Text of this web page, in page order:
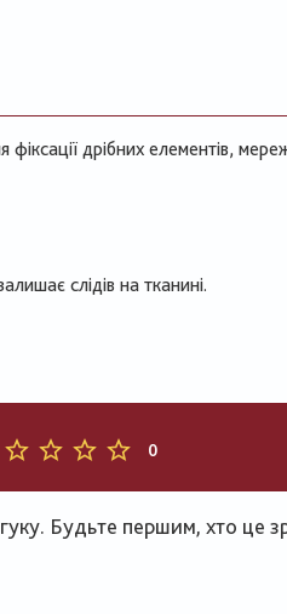
дрібних елементів,
слідів на тканині.
0
Будьте першим, хто це